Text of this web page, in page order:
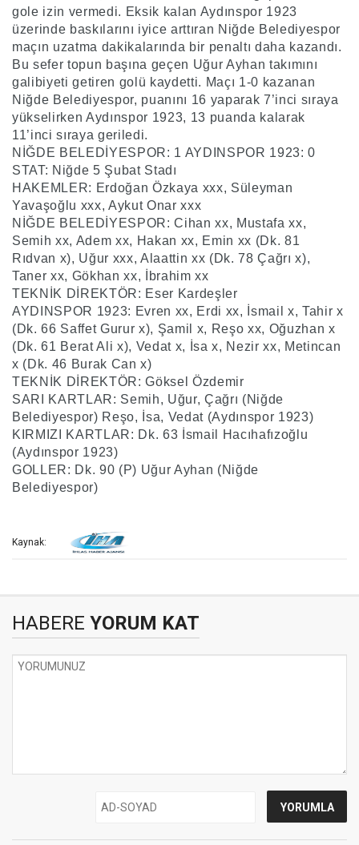
gole izin vermedi. Eksik kalan Aydınspor 1923
üzerinde baskılarını iyice arttıran Niğde Belediyespor
maçın uzatma dakikalarında bir penaltı daha kazandı.
Bu sefer topun başına geçen Uğur Ayhan takımını
galibiyeti getiren golü kaydetti. Maçı 1-0 kazanan
Niğde Belediyespor, puanını 16 yaparak 7’inci sıraya
yükselirken Aydınspor 1923, 13 puanda kalarak
11’inci sıraya geriledi.
NİĞDE BELEDİYESPOR: 1 AYDINSPOR 1923: 0
STAT: Niğde 5 Şubat Stadı
HAKEMLER: Erdoğan Özkaya xxx, Süleyman
Yavaşoğlu xxx, Aykut Onar xxx
NİĞDE BELEDİYESPOR: Cihan xx, Mustafa xx,
Semih xx, Adem xx, Hakan xx, Emin xx (Dk. 81
Rıdvan x), Uğur xxx, Alaattin xx (Dk. 78 Çağrı x),
Taner xx, Gökhan xx, İbrahim xx
TEKNİK DİREKTÖR: Eser Kardeşler
AYDINSPOR 1923: Evren xx, Erdi xx, İsmail x, Tahir x
(Dk. 66 Saffet Gurur x), Şamil x, Reşo xx, Oğuzhan x
(Dk. 61 Berat Ali x), Vedat x, İsa x, Nezir xx, Metincan
x (Dk. 46 Burak Can x)
TEKNİK DİREKTÖR: Göksel Özdemir
SARI KARTLAR: Semih, Uğur, Çağrı (Niğde
Belediyespor) Reşo, İsa, Vedat (Aydınspor 1923)
KIRMIZI KARTLAR: Dk. 63 İsmail Hacıhafızoğlu
(Aydınspor 1923)
GOLLER: Dk. 90 (P) Uğur Ayhan (Niğde
Belediyespor)
Kaynak:
HABERE YORUM KAT